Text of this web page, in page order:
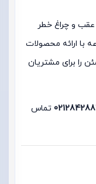
عقب و چراغ خطر
با ارائه محصولات
برای مشتریان
تماس